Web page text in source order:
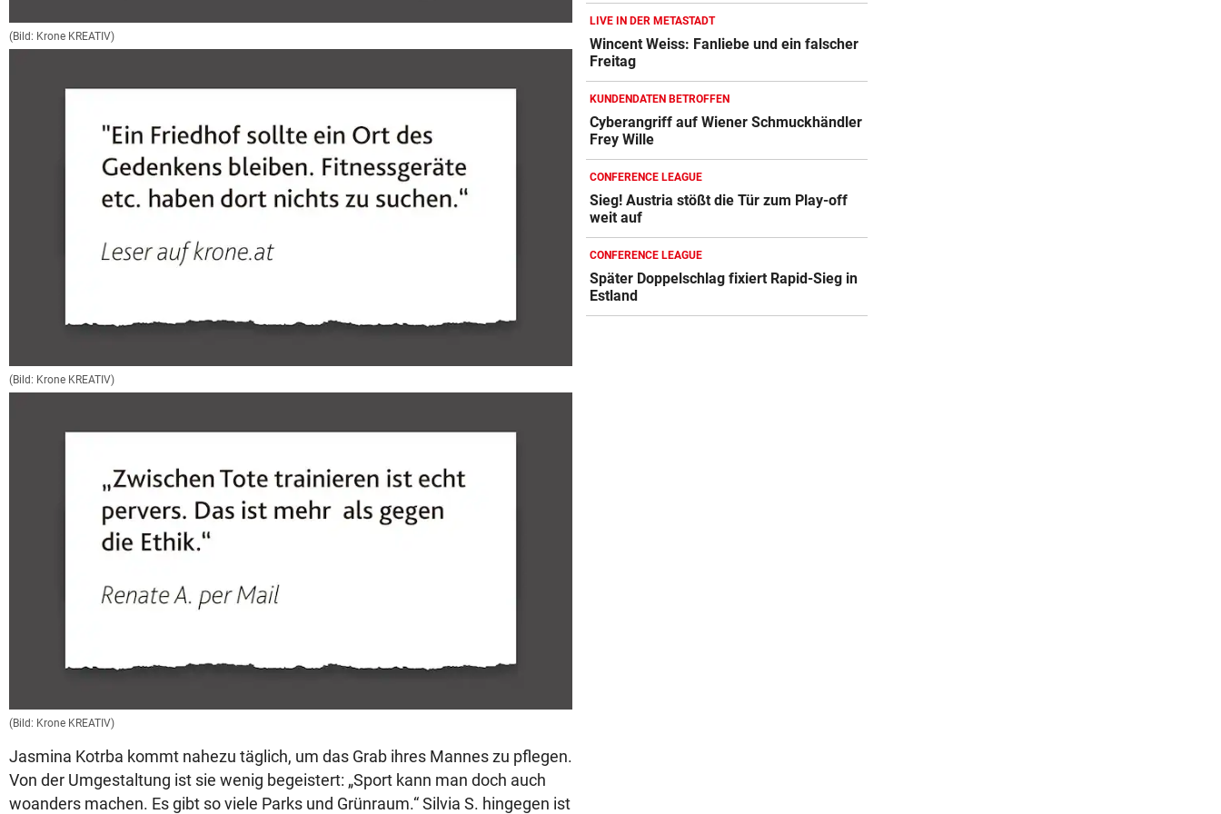
(Bild: Krone KREATIV)
(Bild: Krone KREATIV)
(Bild: Krone KREATIV)
Jasmina Kotrba kommt nahezu täglich, um das Grab ihres Mannes zu pflegen.
Von der Umgestaltung ist sie wenig begeistert: „Sport kann man doch auch
woanders machen. Es gibt so viele Parks und Grünraum.“ Silvia S. hingegen ist
LIVE IN DER METASTADT
Wincent Weiss: Fanliebe und ein falscher
Freitag
KUNDENDATEN BETROFFEN
Cyberangriff auf Wiener Schmuckhändler
Frey Wille
CONFERENCE LEAGUE
Sieg! Austria stößt die Tür zum Play-off
weit auf
CONFERENCE LEAGUE
Später Doppelschlag fixiert Rapid-Sieg in
Estland